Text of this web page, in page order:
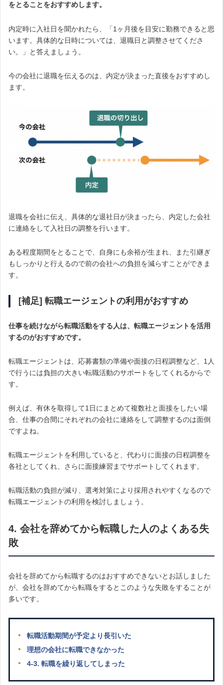
をとることをおすすめします。
内定時に入社日を聞かれたら、「1ヶ月後を目安に勤務できると思
います。具体的な日時については、退職日と調整させてくださ
い。」と答えましょう。
今の会社に退職を伝えるのは、内定が決まった直後をおすすめし
ます。
退職を会社に伝え、具体的な退社日が決まったら、内定した会社
に連絡をして入社日の調整を行います。
ある程度期間をとることで、自身にも余裕が生まれ、また引継ぎ
もしっかりと行えるので前の会社への負担を減らすことができま
す。
[補足] 転職エージェントの利用がおすすめ
仕事を続けながら転職活動をする人は、転職エージェントを活用
するのがおすすめです。
転職エージェントは、応募書類の準備や面接の日程調整など、1人
で行うには負担の大きい転職活動のサポートをしてくれるからで
す。
例えば、有休を取得して1日にまとめて複数社と面接をしたい場
合、仕事の合間にそれぞれの会社に連絡をして調整するのは面倒
ですよね。
転職エージェントを利用していると、代わりに面接の日程調整を
各社としてくれ、さらに面接練習までサポートしてくれます。
転職活動の負担が減り、選考対策により採用されやすくなるので
転職エージェントの利用を検討しましょう。
4. 会社を辞めてから転職した人のよくある失
敗
会社を辞めてから転職するのはおすすめできないとお話しました
が、会社を辞めてから転職をするとこのような失敗をすることが
多いです。
転職活動期間が予定より長引いた
理想の会社に転職できなかった
4-3. 転職を繰り返してしまった